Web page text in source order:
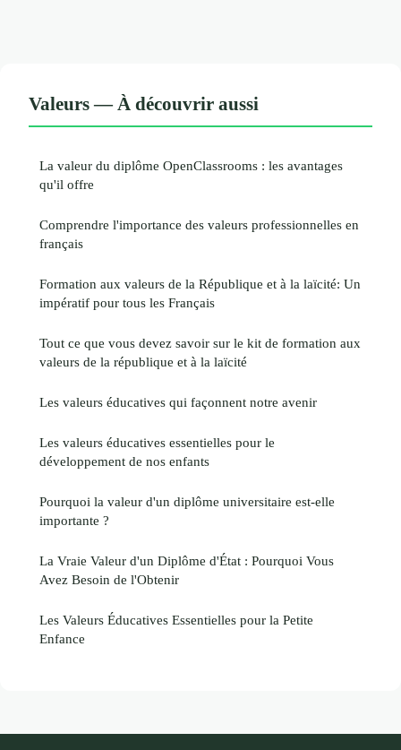
Valeurs — À découvrir aussi
La valeur du diplôme OpenClassrooms : les avantages
qu'il offre
Comprendre l'importance des valeurs professionnelles en
français
Formation aux valeurs de la République et à la laïcité: Un
impératif pour tous les Français
Tout ce que vous devez savoir sur le kit de formation aux
valeurs de la république et à la laïcité
Les valeurs éducatives qui façonnent notre avenir
Les valeurs éducatives essentielles pour le
développement de nos enfants
Pourquoi la valeur d'un diplôme universitaire est-elle
importante ?
La Vraie Valeur d'un Diplôme d'État : Pourquoi Vous
Avez Besoin de l'Obtenir
Les Valeurs Éducatives Essentielles pour la Petite
Enfance